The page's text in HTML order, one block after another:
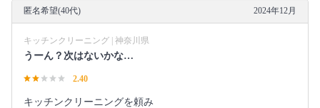
匿名希望(40代) 2024年12月
キッチンクリーニング | 神奈川県
うーん？次はないかな…
2.40
キッチンクリーニングを頼み